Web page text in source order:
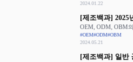
2024.01.22
[제조백과] 2025
OBM의 장단점
OEM, ODM, OBM
#OEM#ODM#OBM
2024.05.21
[제조백과] 일반